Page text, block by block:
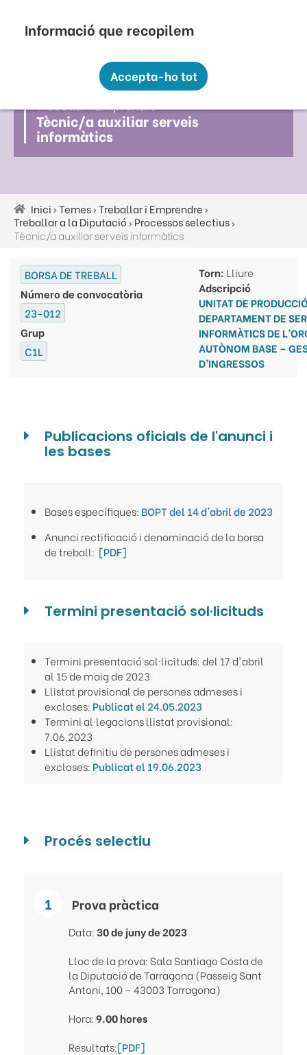
contingut
Treballar I Emprendre
Tècnic/a auxiliar serveis
informàtics
d'ariadna
Inici Temes Treballar i Emprendre
Treballar a la Diputació Processos selectius
Tècnic/a auxiliar serveis informàtics
BORSA DE TREBALL
Número de convocatòria
23-012
Grup
C1L
Torn: Lliure
Adscripció
UNITAT DE
DEPARTAMENT DE
INFORMÀTICS DE
AUTÒNOM BASE –
D’INGRESSOS
Publicacions oficials de l'anunci i
les bases
Bases específiques: BOPT del 14 d'abril de 2023
Anunci rectificació i denominació de la borsa
de treball: [PDF]
Termini presentació sol·licituds
Termini presentació sol·licituds: del 17 d'abril
al 15 de maig de 2023
Llistat provisional de persones admeses i
excloses: Publicat el 24.05.2023
Termini al·legacions llistat provisional:
7.06.2023
Llistat definitiu de persones admeses i
excloses: Publicat el 19.06.2023
Procés selectiu
Prova pràctica
Data:30 de juny de 2023
Lloc de la prova: Sala Santiago Costa de
la Diputació de Tarragona (Passeig Sant
Antoni, 100 – 43003 Tarragona)
Hora:9.00 hores
Resultats:[PDF]
personal amb les següents finalitats:
Funcionalitat, Analítica.
Més informació
Canviar preferències
Accepta-ho tot